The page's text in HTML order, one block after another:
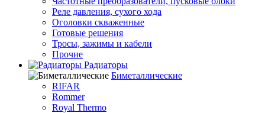
Реле давления, сухого хода
Оголовки скваженные
Готовые решения
Тросы, зажимы и кабели
Прочие
Радиаторы
Биметаллические
RIFAR
Rommer
Royal Thermo